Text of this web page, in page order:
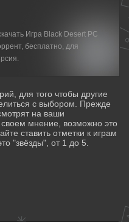
Игра Black Desert PC
бесплатно, для
для того чтобы другие
с выбором. Прежде
на ваши
мнение, возможно это
ставить отметки к играм
"звёзды", от 1 до 5.